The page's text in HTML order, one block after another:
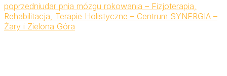
poprzedniudar pnia mózgu rokowania – Fizjoterapia,
Rehabilitacja, Terapie Holistyczne – Centrum SYNERGIA –
Żary i Zielona Góra